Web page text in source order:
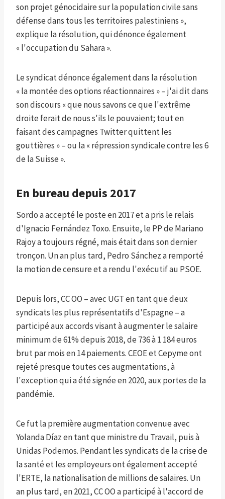
son projet génocidaire sur la population civile sans
défense dans tous les territoires palestiniens »,
explique la résolution, qui dénonce également
« l'occupation du Sahara ».
Le syndicat dénonce également dans la résolution
« la montée des options réactionnaires » – j'ai dit dans
son discours « que nous savons ce que l'extrême
droite ferait de nous s'ils le pouvaient; tout en
faisant des campagnes Twitter quittent les
gouttières » – ou la « répression syndicale contre les 6
de la Suisse ».
En bureau depuis 2017
Sordo a accepté le poste en 2017 et a pris le relais
d'Ignacio Fernández Toxo. Ensuite, le PP de Mariano
Rajoy a toujours régné, mais était dans son dernier
tronçon. Un an plus tard, Pedro Sánchez a remporté
la motion de censure et a rendu l'exécutif au PSOE.
Depuis lors, CC OO – avec UGT en tant que deux
syndicats les plus représentatifs d'Espagne – a
participé aux accords visant à augmenter le salaire
minimum de 61% depuis 2018, de 736 à 1 184 euros
brut par mois en 14 paiements. CEOE et Cepyme ont
rejeté presque toutes ces augmentations, à
l'exception qui a été signée en 2020, aux portes de la
pandémie.
Ce fut la première augmentation convenue avec
Yolanda Díaz en tant que ministre du Travail, puis à
Unidas Podemos. Pendant les syndicats de la crise de
la santé et les employeurs ont également accepté
l'ERTE, la nationalisation de millions de salaires. Un
an plus tard, en 2021, CC OO a participé à l'accord de